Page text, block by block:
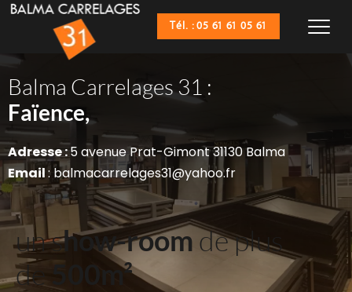
Tél. : 05 61 61 05 61
Balma Carrelages 31 :
Faïence,
Sanitaires,
Adresse : 5 avenue Prat-Gimont 31130 Balma
Email : balmacarrelages31@yahoo.fr
un show-room de plus
de 500m²